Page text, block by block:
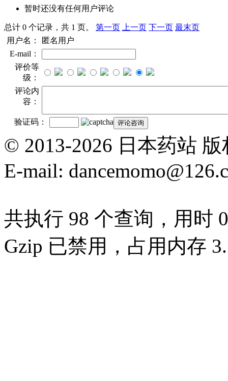
暂时还没有任何用户评论
总计 0 个记录，共 1 页。 第一页 上一页 下一页 最末页
用户名：
匿名用户
E-mail：
评价等
级：
评论内
容：
验证码：
© 2013-2026 日本药站
E-mail:
共执行 98 个查询，用时
Gzip 已禁用，占用内存